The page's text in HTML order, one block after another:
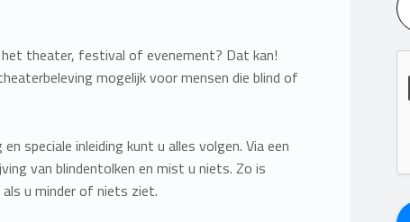
het theater, festival of evenement? Dat kan!
mogelijk voor mensen die blind of
speciale inleiding kunt u alles volgen. Via een
van blindentolken en mist u niets. Zo is
u minder of niets ziet.